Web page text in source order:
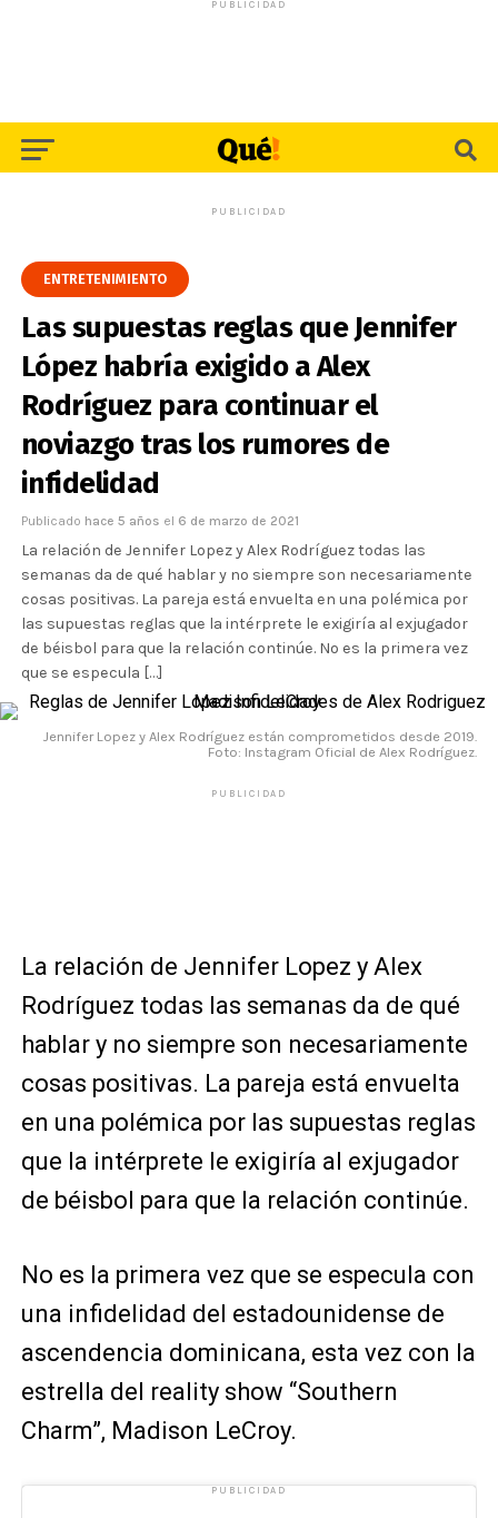
PUBLICIDAD
PUBLICIDAD
ENTRETENIMIENTO
Las supuestas reglas que Jennifer
López habría exigido a Alex
Rodríguez para continuar el
noviazgo tras los rumores de
infidelidad
Publicado hace 5 años el 6 de marzo de 2021
La relación de Jennifer Lopez y Alex Rodríguez todas las
semanas da de qué hablar y no siempre son necesariamente
cosas positivas. La pareja está envuelta en una polémica por
las supuestas reglas que la intérprete le exigiría al exjugador
de béisbol para que la relación continúe. No es la primera vez
que se especula […]
Jennifer Lopez y Alex Rodríguez están comprometidos desde 2019.
Foto: Instagram Oficial de Alex Rodríguez.
PUBLICIDAD
La relación de Jennifer Lopez y Alex
Rodríguez todas las semanas da de qué
hablar y no siempre son necesariamente
cosas positivas. La pareja está envuelta
en una polémica por las supuestas reglas
que la intérprete le exigiría al exjugador
de béisbol para que la relación continúe.
No es la primera vez que se especula con
una infidelidad del estadounidense de
ascendencia dominicana, esta vez con la
estrella del reality show “Southern
Charm”, Madison LeCroy.
PUBLICIDAD